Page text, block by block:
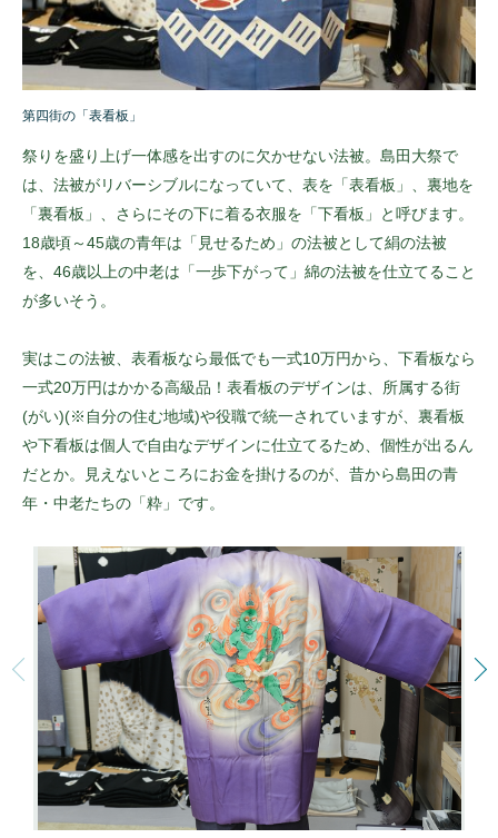
第四街の「表看板」
祭りを盛り上げ一体感を出すのに欠かせない法被。島田大祭で
は、法被がリバーシブルになっていて、表を「表看板」、裏地を
「裏看板」、さらにその下に着る衣服を「下看板」と呼びます。
18歳頃～45歳の青年は「見せるため」の法被として絹の法被
を、46歳以上の中老は「一歩下がって」綿の法被を仕立てること
が多いそう。
実はこの法被、表看板なら最低でも一式10万円から、下看板なら
一式20万円はかかる高級品！表看板のデザインは、所属する街
(がい)(※自分の住む地域)や役職で統一されていますが、裏看板
や下看板は個人で自由なデザインに仕立てるため、個性が出るん
だとか。見えないところにお金を掛けるのが、昔から島田の青
年・中老たちの「粋」です。